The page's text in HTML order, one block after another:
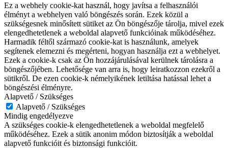
Ez a webhely cookie-kat használ, hogy javítsa a felhasználói
élményt a webhelyen való böngészés során. Ezek közül a
szükségesnek minősített sütiket az Ön böngészője tárolja, mivel ezek
elengedhetetlenek a weboldal alapvető funkcióinak működéséhez.
Harmadik féltől származó cookie-kat is használunk, amelyek
segítenek elemezni és megérteni, hogyan használja ezt a webhelyet.
Ezek a cookie-k csak az Ön hozzájárulásával kerülnek tárolásra a
böngészőjében. Lehetősége van arra is, hogy leiratkozzon ezekről a
sütikről. De ezen cookie-k némelyikének letiltása hatással lehet a
böngészési élményre.
Alapvető / Szükséges
Alapvető / Szükséges
Mindig engedélyezve
A szükséges cookie-k elengedhetetlenek a weboldal megfelelő
működéséhez. Ezek a sütik anonim módon biztosítják a weboldal
alapvető funkcióit és biztonsági funkcióit.